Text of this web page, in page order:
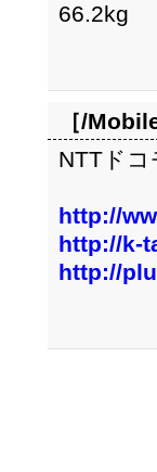
66.2kg
［/
NTTド
http://
http://k-
http://